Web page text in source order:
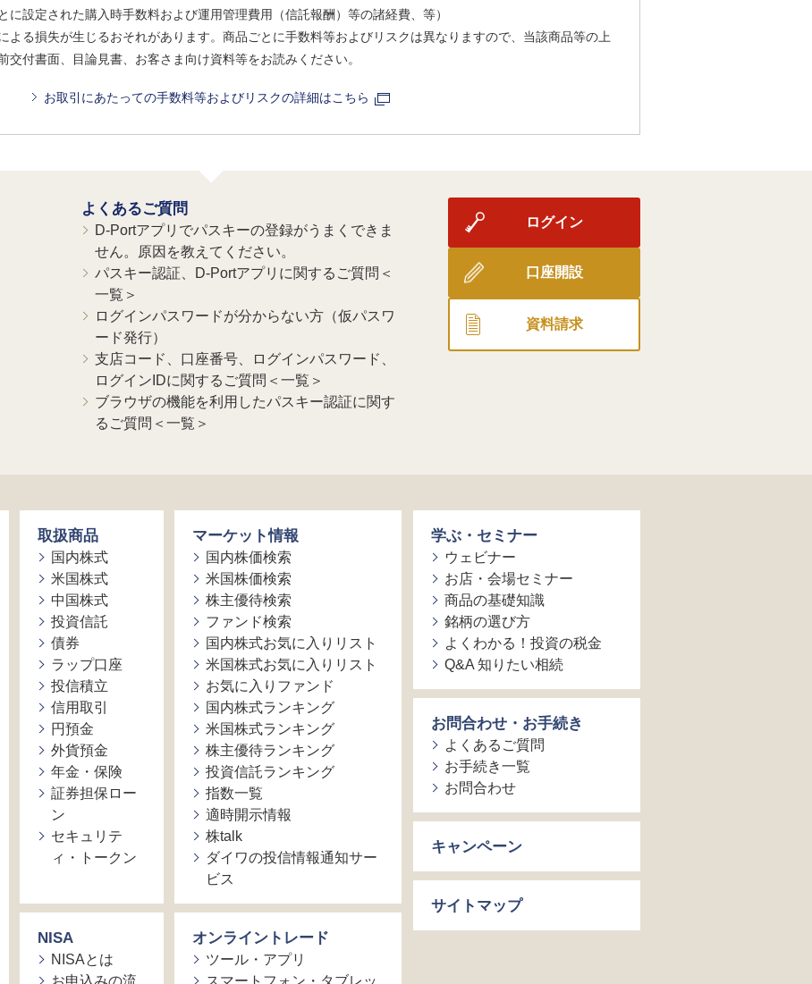
に設定された購入時手数料および運用管理費用（信託報酬）等の諸経費、等）
よる損失が生じるおそれがあります。商品ごとに手数料等およびリスクは異なりますので、当該商品等の上
交付書面、目論見書、お客さま向け資料等をお読みください。
お取引にあたっての手数料等およびリスクの詳細はこちら
よくあるご質問
D-Portアプリでパスキーの登録がうまくできま
せん。原因を教えてください。
パスキー認証、D-Portアプリに関するご質問＜
一覧＞
ログインパスワードが分からない方（仮パスワ
ード発行）
支店コード、口座番号、ログインパスワード、
ログインIDに関するご質問＜一覧＞
ブラウザの機能を利用したパスキー認証に関す
るご質問＜一覧＞
ログイン
口座開設
資料請求
取扱商品
国内株式
米国株式
中国株式
投資信託
債券
ラップ口座
投信積立
信用取引
円預金
外貨預金
年金・保険
証券担保ロー
ン
セキュリテ
ィ・トークン
NISA
NISAとは
お申込みの流
マーケット情報
国内株価検索
米国株価検索
株主優待検索
ファンド検索
国内株式お気に入りリスト
米国株式お気に入りリスト
お気に入りファンド
国内株式ランキング
米国株式ランキング
株主優待ランキング
投資信託ランキング
指数一覧
適時開示情報
株talk
ダイワの投信情報通知サー
ビス
オンライントレード
ツール・アプリ
スマートフォン・タブレッ
学ぶ・セミナー
ウェビナー
お店・会場セミナー
商品の基礎知識
銘柄の選び方
よくわかる！投資の税金
Q&A 知りたい相続
お問合わせ・お手続き
よくあるご質問
お手続き一覧
お問合わせ
キャンペーン
サイトマップ